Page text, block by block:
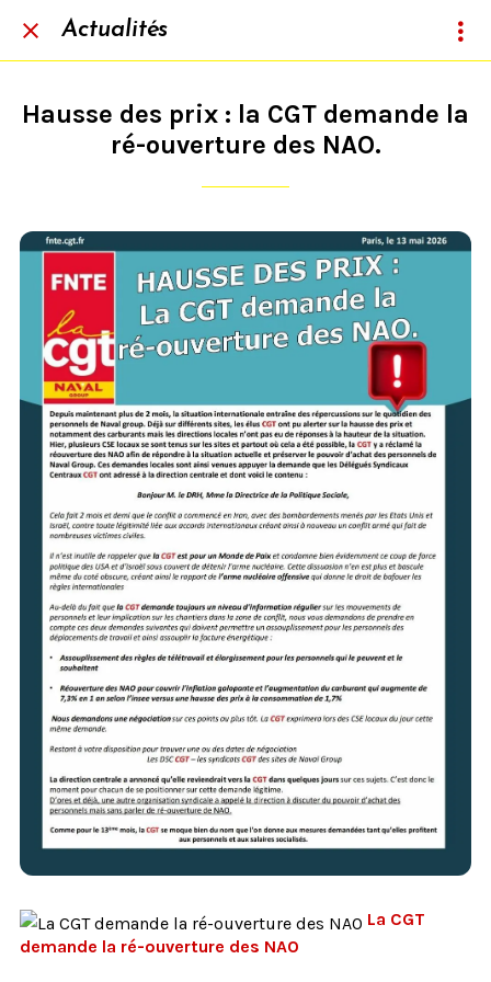
Actualités
Hausse des prix : la CGT demande la
ré-ouverture des NAO.
La CGT
demande la ré-ouverture des NAO